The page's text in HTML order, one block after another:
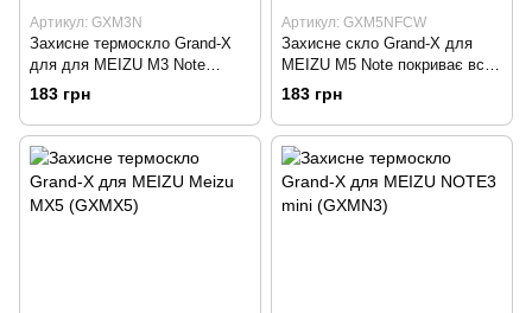
Артикул: GXM3N
Захисне термоскло Grand-X
для для MEIZU M3 Note
(GXM3N)
183 грн
Артикул: GXM5NFCW
Захисне скло Grand-X для
MEIZU M5 Note покриває всю
поверхню white (GXM5NFCW)
183 грн